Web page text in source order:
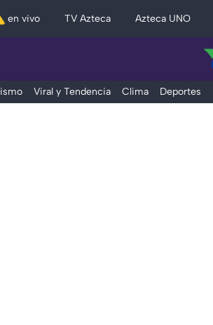
en vivo TV Azteca Azteca UNO
Viral y Tendencia Clima Deportes